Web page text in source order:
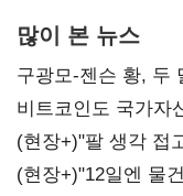
많이 본 뉴스
구광모-젠슨 황, 두
비트코인도 국가자
숙제
(현장+)"팔 생각 접
20억 키맞추기
(현장+)"12일엔 물